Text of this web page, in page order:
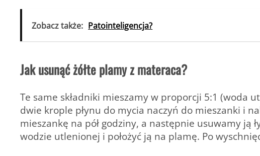
Zobacz także: Patointeligencja?
Jak usunąć żółte plamy z materaca?
Te same składniki mieszamy w proporcji 5:1 (woda
dwie krople płynu do mycia naczyń do mieszanki i
mieszankę na pół godziny, a następnie usuwamy ją
wodzie utlenionej i położyć ją na plamę. Po